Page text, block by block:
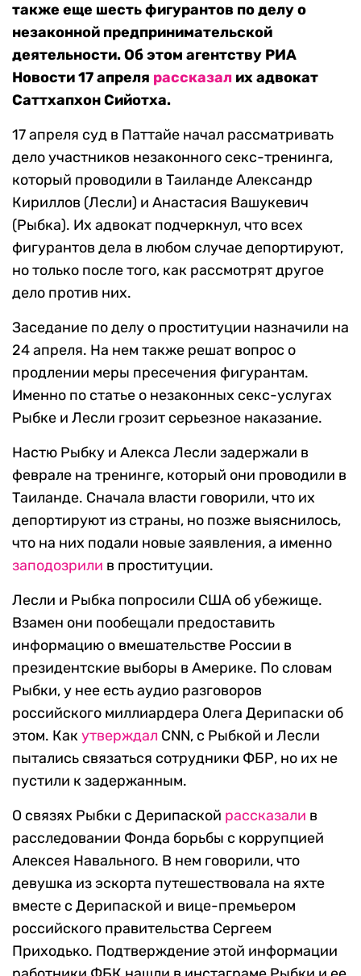
также еще шесть фигурантов по делу о
незаконной предпринимательской
деятельности. Об этом агентству РИА
Новости 17 апреля рассказал их адвокат
Саттхапхон Сийотха.
17 апреля суд в Паттайе начал рассматривать
дело участников незаконного секс-тренинга,
который проводили в Таиланде Александр
Кириллов (Лесли) и Анастасия Вашукевич
(Рыбка). Их адвокат подчеркнул, что всех
фигурантов дела в любом случае депортируют,
но только после того, как рассмотрят другое
дело против них.
Заседание по делу о проституции назначили на
24 апреля. На нем также решат вопрос о
продлении меры пресечения фигурантам.
Именно по статье о незаконных секс-услугах
Рыбке и Лесли грозит серьезное наказание.
Настю Рыбку и Алекса Лесли задержали в
феврале на тренинге, который они проводили в
Таиланде. Сначала власти говорили, что их
депортируют из страны, но позже выяснилось,
что на них подали новые заявления, а именно
заподозрили в проституции.
Лесли и Рыбка попросили США об убежище.
Взамен они пообещали предоставить
информацию о вмешательстве России в
президентские выборы в Америке. По словам
Рыбки, у нее есть аудио разговоров
российского миллиардера Олега Дерипаски об
этом. Какутверждал CNN, с Рыбкой и Лесли
пытались связаться сотрудники ФБР, но их не
пустили к задержанным.
О связях Рыбки с Дерипаской рассказали в
расследовании Фонда борьбы с коррупцией
Алексея Навального. В нем говорили, что
девушка из эскорта путешествовала на яхте
вместе с Дерипаской и вице-премьером
российского правительства Сергеем
Приходько. Подтверждение этой информации